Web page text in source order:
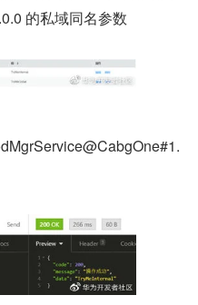
的私域同名参数